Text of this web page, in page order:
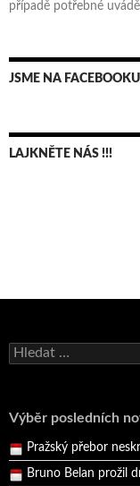
případě potřebné
JSME NA FACEBOOKU
LAJKNĚTE NÁS !!!
Vyhledávání
Výběr posledních
Bruno Belan se
Pražský přebor
Bruno Belan prožil
Bruno Belan se